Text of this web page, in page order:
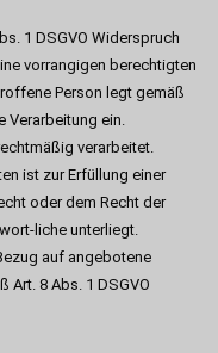
1 DSGVO Widerspruch
vorrangigen berechtigten
Person legt gemäß
Verarbeitung ein.
verarbeitet.
ist zur Erfüllung einer
oder dem Recht der
liche unterliegt.
auf angebotene
8 Abs. 1 DSGVO